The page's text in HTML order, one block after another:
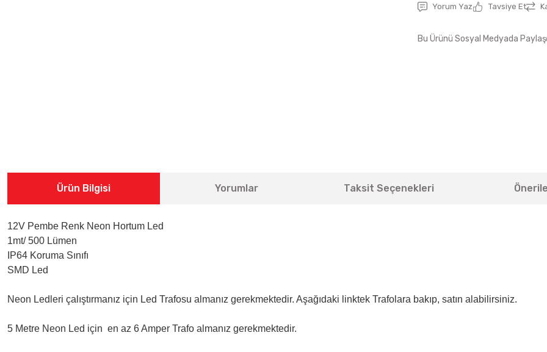
Yorum Yaz Tavsiye Et
Bu Ürünü Sosyal Medyada Paylaş
Ürün Bilgisi Yorumlar Taksit Seçenekleri
12V Pembe Renk Neon Hortum Led
1mt/ 500 Lümen
IP64 Koruma Sınıfı
SMD Led
Neon Ledleri çalıştırmanız için Led Trafosu almanız gerekmektedir. Aşağıdaki linktek Trafolara bakıp, satın alabilirsiniz.
5 Metre Neon Led için en az 6 Amper Trafo almanız gerekmektedir.